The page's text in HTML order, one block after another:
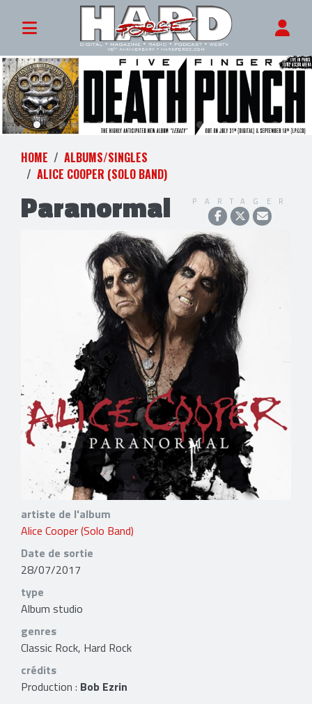
HOME
ALBUMS/SINGLES
ALICE COOPER (SOLO BAND)
Paranormal PARTAGER
artiste de l'album
Alice Cooper (Solo Band)
Date de sortie
28/07/2017
type
Album studio
genres
Classic Rock, Hard Rock
crédits
Production : Bob Ezrin